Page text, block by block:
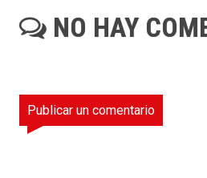
NO HAY
Publicar un comentario